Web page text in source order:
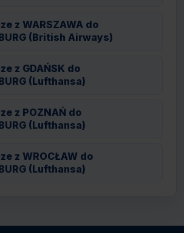
z WARSZAWA do
(British Airways)
z GDAŃSK do
(Lufthansa)
z POZNAŃ do
(Lufthansa)
z WROCŁAW do
(Lufthansa)